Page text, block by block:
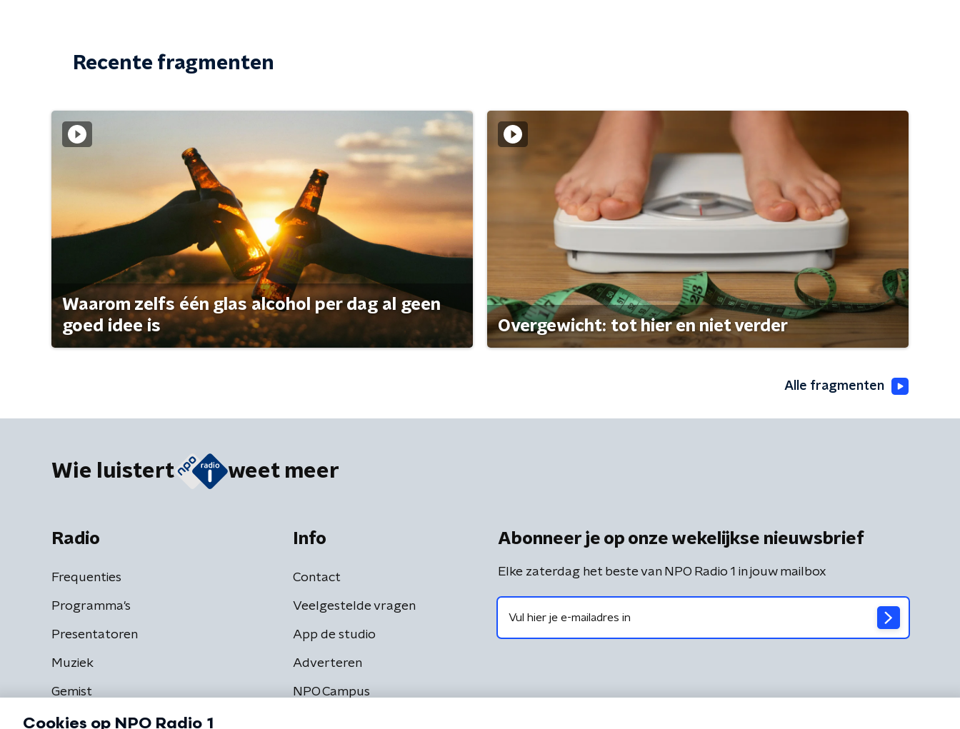
Recente fragmenten
Waarom zelfs één glas alcohol per dag al geen
goed idee is
Overgewicht: tot hier en niet verder
Alle fragmenten
Wie luistert weet meer
Radio
Frequenties
Programma's
Presentatoren
Muziek
Gemist
Info
Contact
Veelgestelde vragen
App de studio
Adverteren
NPO Campus
Abonneer je op onze wekelijkse nieuwsbrief
Elke zaterdag het beste van NPO Radio 1 in jouw mailbox